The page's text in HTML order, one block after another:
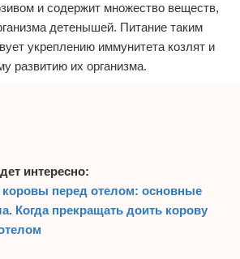
и содержит множество веществ,
детенышей. Питание таким
укреплению иммунитета козлят и
развитию их организма.
интересно:
коровы перед отелом: основные
Когда прекращать доить корову